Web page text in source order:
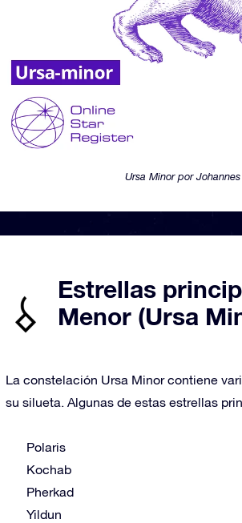
Ursa Minor por
Estrellas
Menor (Ursa
La constelación Ursa Minor contiene
su silueta. Algunas de estas estrellas
Polaris
Kochab
Pherkad
Yildun